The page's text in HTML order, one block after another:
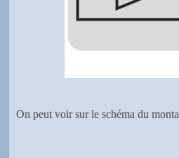
On peut voir sur le schéma du